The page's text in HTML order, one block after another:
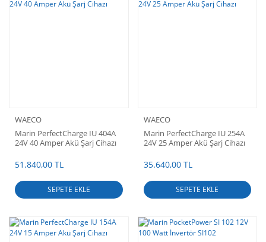
WAECO
Marin PerfectCharge IU 404A
24V 40 Amper Akü Şarj Cihazı
51.840,00 TL
SEPETE EKLE
WAECO
Marin PerfectCharge IU 254A
24V 25 Amper Akü Şarj Cihazı
35.640,00 TL
SEPETE EKLE